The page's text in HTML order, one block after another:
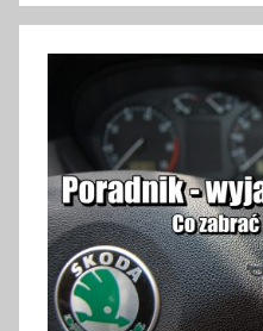
8
s
z
n
i
a
2